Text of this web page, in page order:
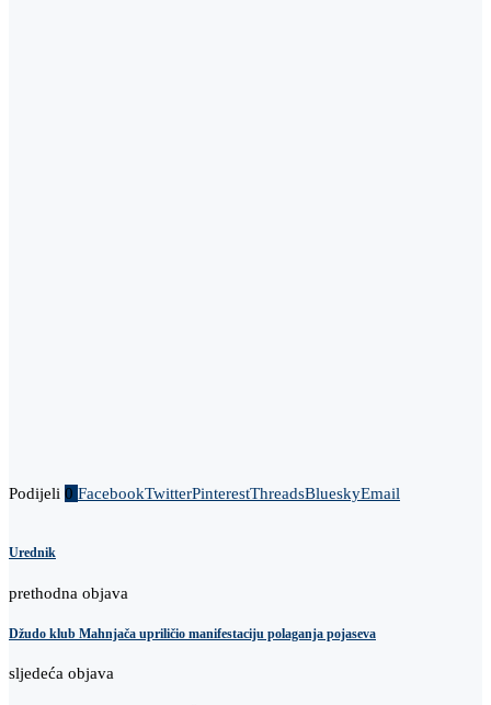
Podijeli 0 FacebookTwitterPinterestThreadsBlueskyEmail
Urednik
prethodna objava
Džudo klub Mahnjača upriličio manifestaciju polaganja pojaseva
sljedeća objava